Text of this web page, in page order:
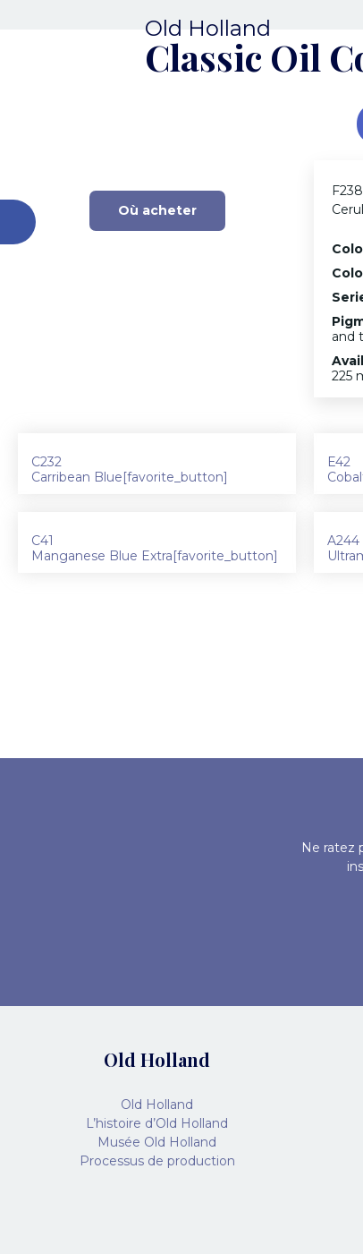
Old Holland
Classic Oil
Où acheter
F238
and
225
E42
C232
Carribean Blue[favorite_button]
C41
Manganese Blue Extra[favorite_button]
A244
Ne ratez
Old Holland
Old Holland
L’histoire d’Old Holland
Musée Old Holland
Processus de production